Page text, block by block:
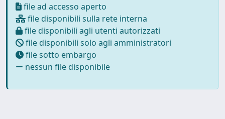
file ad accesso aperto
file disponibili sulla rete interna
file disponibili agli utenti autorizzati
file disponibili solo agli amministratori
file sotto embargo
nessun file disponibile